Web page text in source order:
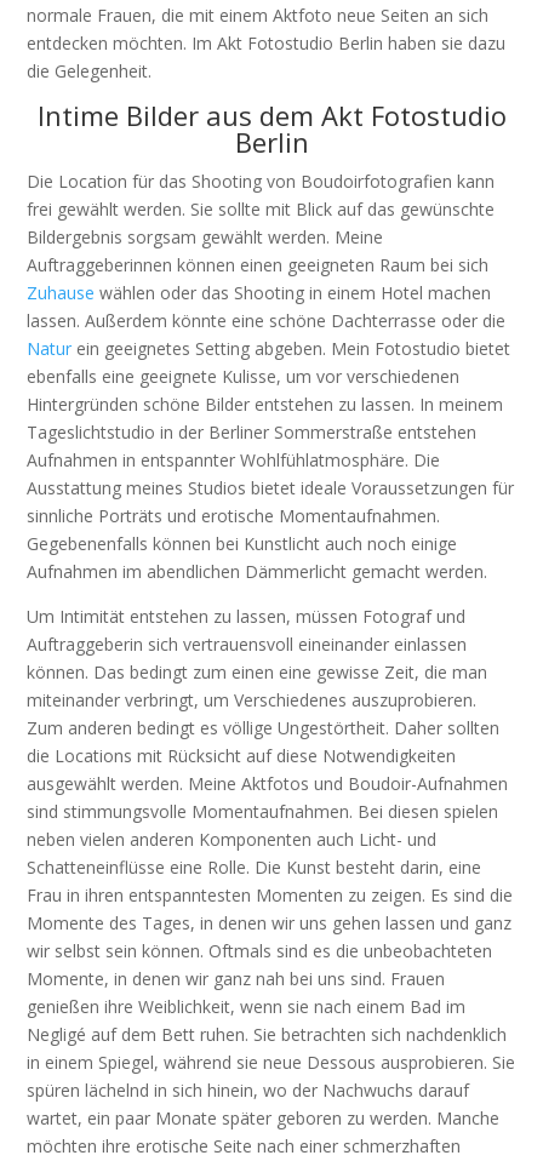
normale Frauen, die mit einem Aktfoto neue Seiten an sich
entdecken möchten. Im Akt Fotostudio Berlin haben sie dazu
die Gelegenheit.
Intime Bilder aus dem Akt Fotostudio
Berlin
Die Location für das Shooting von Boudoirfotografien kann
frei gewählt werden. Sie sollte mit Blick auf das gewünschte
Bildergebnis sorgsam gewählt werden. Meine
Auftraggeberinnen können einen geeigneten Raum bei sich
Zuhause wählen oder das Shooting in einem Hotel machen
lassen. Außerdem könnte eine schöne Dachterrasse oder die
Natur ein geeignetes Setting abgeben. Mein Fotostudio bietet
ebenfalls eine geeignete Kulisse, um vor verschiedenen
Hintergründen schöne Bilder entstehen zu lassen. In meinem
Tageslichtstudio in der Berliner Sommerstraße entstehen
Aufnahmen in entspannter Wohlfühlatmosphäre. Die
Ausstattung meines Studios bietet ideale Voraussetzungen für
sinnliche Porträts und erotische Momentaufnahmen.
Gegebenenfalls können bei Kunstlicht auch noch einige
Aufnahmen im abendlichen Dämmerlicht gemacht werden.
Um Intimität entstehen zu lassen, müssen Fotograf und
Auftraggeberin sich vertrauensvoll eineinander einlassen
können. Das bedingt zum einen eine gewisse Zeit, die man
miteinander verbringt, um Verschiedenes auszuprobieren.
Zum anderen bedingt es völlige Ungestörtheit. Daher sollten
die Locations mit Rücksicht auf diese Notwendigkeiten
ausgewählt werden. Meine Aktfotos und Boudoir-Aufnahmen
sind stimmungsvolle Momentaufnahmen. Bei diesen spielen
neben vielen anderen Komponenten auch Licht- und
Schatteneinflüsse eine Rolle. Die Kunst besteht darin, eine
Frau in ihren entspanntesten Momenten zu zeigen. Es sind die
Momente des Tages, in denen wir uns gehen lassen und ganz
wir selbst sein können. Oftmals sind es die unbeobachteten
Momente, in denen wir ganz nah bei uns sind. Frauen
genießen ihre Weiblichkeit, wenn sie nach einem Bad im
Negligé auf dem Bett ruhen. Sie betrachten sich nachdenklich
in einem Spiegel, während sie neue Dessous ausprobieren. Sie
spüren lächelnd in sich hinein, wo der Nachwuchs darauf
wartet, ein paar Monate später geboren zu werden. Manche
möchten ihre erotische Seite nach einer schmerzhaften